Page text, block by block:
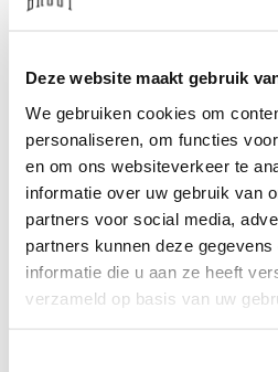
Deze website maakt gebruik
We gebruiken cookies om
personaliseren, om functies
en om ons websiteverkeer te
informatie over uw gebruik van
partners voor social media,
partners kunnen deze
informatie die u aan ze heeft
verzameld op basis van uw
/10 on Feedback Company
Need help?We're glad to
info@bruut.nl
About this product